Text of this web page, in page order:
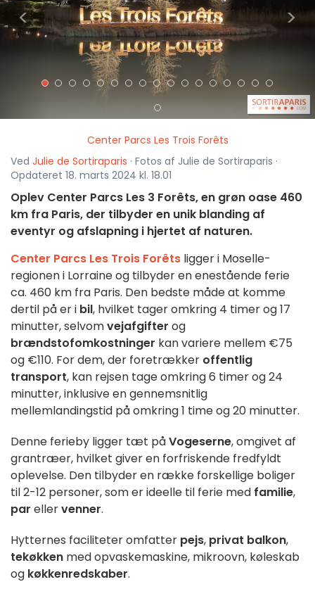
< >
Center Parcs Les Trois Forêts
Ved Julie de Sortiraparis · Fotos af Julie de Sortiraparis ·
Opdateret 18. marts 2024 kl. 18.01
Oplev Center Parcs Les 3 Forêts, en grøn oase 460
km fra Paris, der tilbyder en unik blanding af
eventyr og afslapning i hjertet af naturen.
Center Parcs Les Trois Forêts ligger i Moselle-
regionen i Lorraine og tilbyder en enestående ferie
ca. 460 km fra Paris. Den bedste måde at komme
dertil på er i bil, hvilket tager omkring 4 timer og 17
minutter, selvomvejafgifter og
brændstofomkostninger kan variere mellem €75
og €110. For dem, der foretrækker offentlig
transport, kan rejsen tage omkring 6 timer og 24
minutter, inklusive en gennemsnitlig
mellemlandingstid på omkring 1 time og 20 minutter.
Denne ferieby ligger tæt påVogeserne, omgivet af
grantræer, hvilket giver en forfriskende fredfyldt
oplevelse. Den tilbyder en række forskellige boliger
til 2-12 personer, som er ideelle til ferie med familie,
par ellervenner.
Hytternes faciliteter omfatter pejs, privat balkon,
tekøkken med opvaskemaskine, mikroovn, køleskab
og køkkenredskaber.